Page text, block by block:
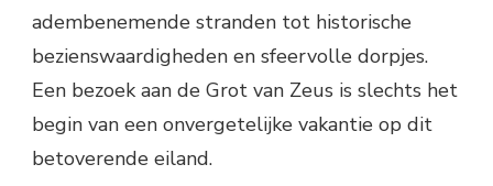
adembenemende stranden tot historische
bezienswaardigheden en sfeervolle dorpjes.
Een bezoek aan de Grot van Zeus is slechts het
begin van een onvergetelijke vakantie op dit
betoverende eiland.